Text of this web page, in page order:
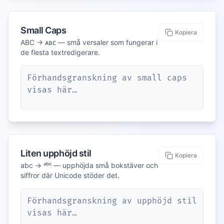
Small Caps
ABC → ᴀʙᴄ — små versaler som fungerar i
de flesta textredigerare.
Kopiera
Förhandsgranskning av small caps
visas här…
Liten upphöjd stil
abc → ᵃᵇᶜ — upphöjda små bokstäver och
siffror där Unicode stöder det.
Kopiera
Förhandsgranskning av upphöjd stil
visas här…